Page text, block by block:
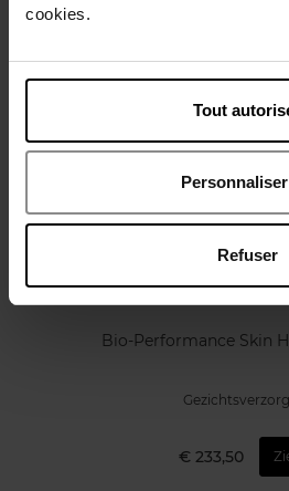
cookies.
Tout
Personnaliser
Refuser
Review
Nog iets
Bio-Performance Skin
€ 233,50